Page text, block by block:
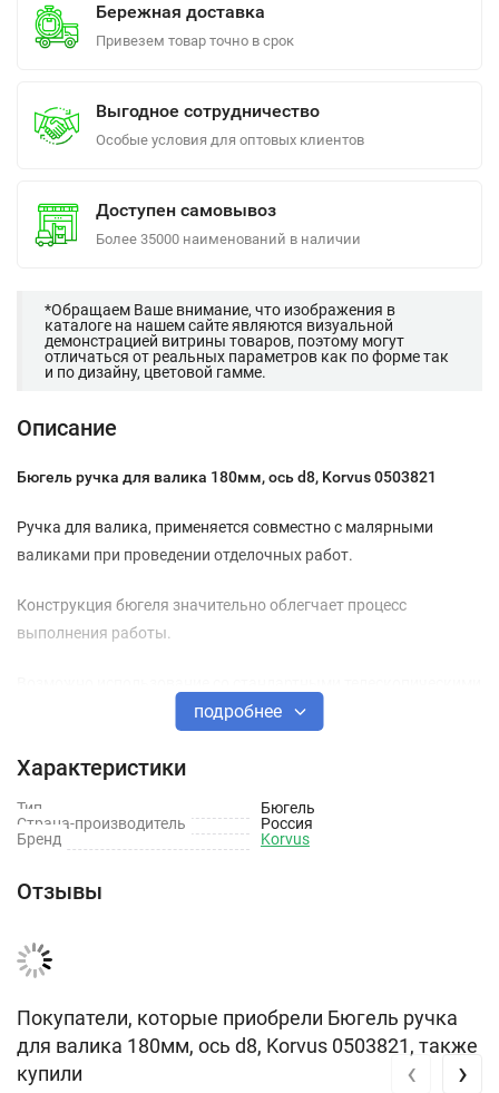
Бережная доставка
Привезем товар точно в срок
Выгодное сотрудничество
Особые условия для оптовых клиентов
Доступен самовывоз
Более 35000 наименований в наличии
*Обращаем Ваше внимание, что изображения в
каталоге на нашем сайте являются визуальной
демонстрацией витрины товаров, поэтому могут
отличаться от реальных параметров как по форме так
и по дизайну, цветовой гамме.
Описание
Бюгель ручка для валика 180мм, ось d8, Korvus 0503821
Ручка для валика, применяется совместно с малярными
валиками при проведении отделочных работ.
Конструкция бюгеля значительно облегчает процесс
выполнения работы.
стержнями (с фиксатором и без фиксатора).
Технические характеристики
Материал бюгеля: Сталь
Система крепления: Бюгельная
Бюгель: 8 мм
подробнее
Характеристики
Тип
Бюгель
Страна-производитель
Россия
Бренд
Korvus
Отзывы
Покупатели, которые приобрели Бюгель ручка
для валика 180мм, ось d8, Korvus 0503821, также
купили
‹ ›